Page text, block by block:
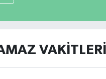
VAKITLERI